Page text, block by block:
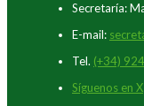
Secretaría:
E-mail:
Tel. (+34)
Síguenos en X